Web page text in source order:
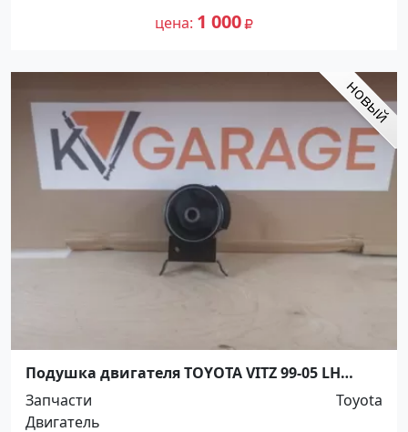
цена 1 000
Подушка двигателя TOYOTA VITZ 99-05 LH
Краснодар
Запчасти
Toyota
Двигатель